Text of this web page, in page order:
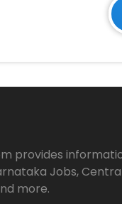
provides
Jobs,
more.